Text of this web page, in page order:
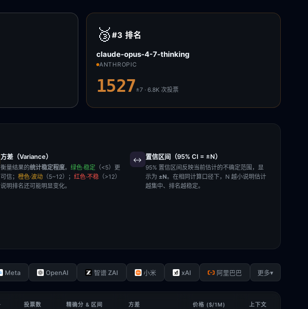
🥉 #3排名
claude-opus-4-7-thinking
ANTHROPIC
1527±7 · 6.8K次投票
方差（Variance）
衡量结果的统计稳定程度。 绿色·稳定 （<5）更
可信； 橙色·波动 （5~12）； 红色·不稳 （>12）
说明排名还可能明显变化。
↔️ 置信区间（95% CI = ±N）
95% 置信区间反映当前估计的不确定范围，显
示为 ±N。在相同计算口径下，N 越小说明估计
越集中、排名越稳定。
Meta OpenAI 智谱 ZAI 小米 xAI 阿里巴巴 更多▾
投票数 精确分 & 区间 方差 价格 ($/1M) 上下文